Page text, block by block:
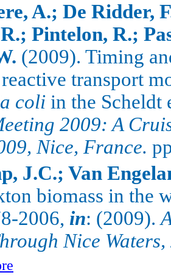
A.; De Ridder,
Pintelon, R.;
(2009). Timing
transport
coli in the Scheldt
2009: A
Nice, France.
J.C.; Van
biomass in the
2006, in: (2009).
Nice